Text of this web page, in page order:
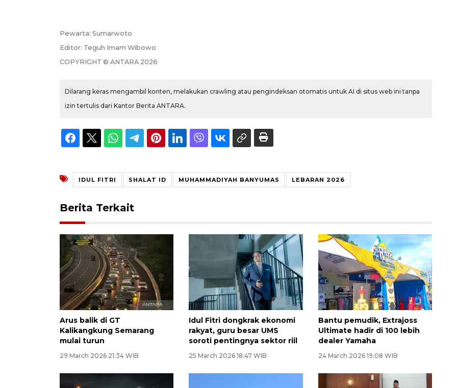
Pewarta: Sumarwoto
Editor: Teguh Imam Wibowo
COPYRIGHT © ANTARA 2026
Dilarang keras mengambil konten, melakukan crawling atau pengindeksan otomatis untuk AI di situs web ini tanpa
izin tertulis dari Kantor Berita ANTARA.
IDUL FITRI SHALAT ID MUHAMMADIYAH BANYUMAS LEBARAN 2026
Berita Terkait
Arus balik di GT
Kalikangkung Semarang
mulai turun
29 March 2026 21:34 WIB
Idul Fitri dongkrak ekonomi
rakyat, guru besar UMS
soroti pentingnya sektor riil
25 March 2026 18:47 WIB
Bantu pemudik, Extrajoss
Ultimate hadir di 100 lebih
dealer Yamaha
24 March 2026 19:08 WIB